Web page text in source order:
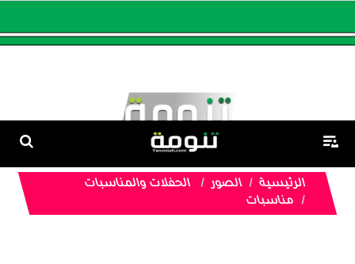
الرئيسية الصور
الحفلات والمناسبات
مناسبات